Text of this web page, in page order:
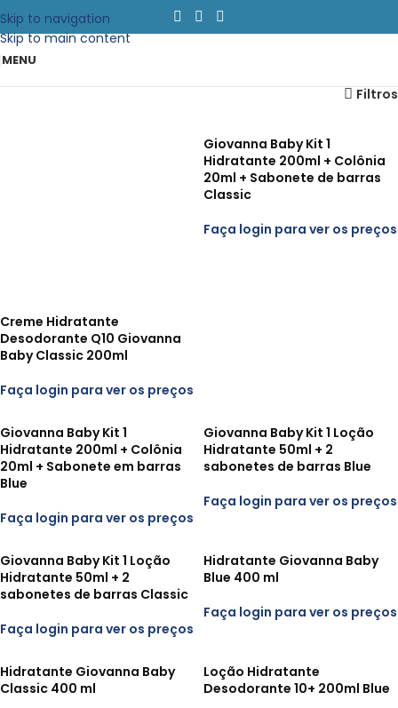
Skip to navigation
Skip to main content
MENU
Filtros
Creme Hidratante
Desodorante Q10 Giovanna
Baby Classic 200ml
Faça login para ver os preços
Giovanna Baby Kit 1
Hidratante 200ml + Colônia
20ml + Sabonete de barras
Classic
Faça login para ver os preços
Giovanna Baby Kit 1
Hidratante 200ml + Colônia
20ml + Sabonete em barras
Blue
Faça login para ver os preços
Giovanna Baby Kit 1 Loção
Hidratante 50ml + 2
sabonetes de barras Blue
Faça login para ver os preços
Giovanna Baby Kit 1 Loção
Hidratante 50ml + 2
sabonetes de barras Classic
Faça login para ver os preços
Hidratante Giovanna Baby
Blue 400 ml
Faça login para ver os preços
Hidratante Giovanna Baby
Classic 400 ml
Loção Hidratante
Desodorante 10+ 200ml Blue